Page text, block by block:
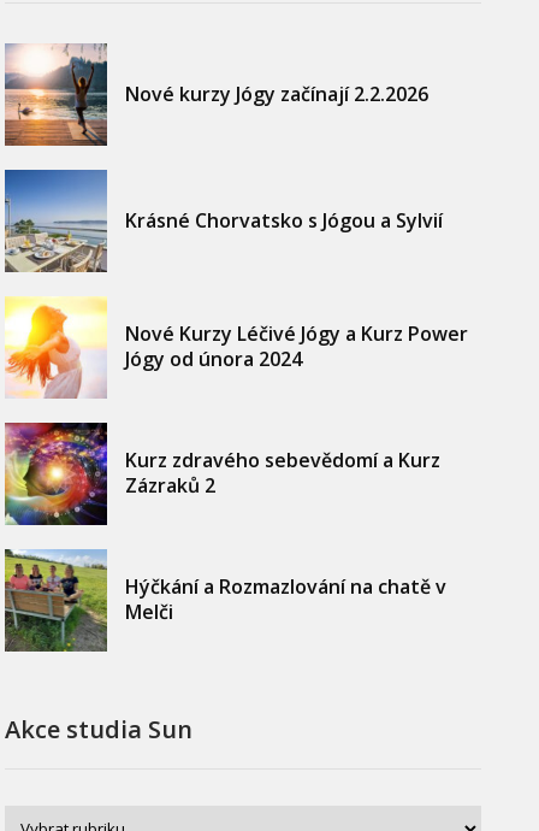
Nové kurzy Jógy začínají 2.2.2026
Krásné Chorvatsko s Jógou a Sylvií
Nové Kurzy Léčivé Jógy a Kurz Power
Jógy od února 2024
Kurz zdravého sebevědomí a Kurz
Zázraků 2
Hýčkání a Rozmazlování na chatě v
Melči
Akce studia Sun